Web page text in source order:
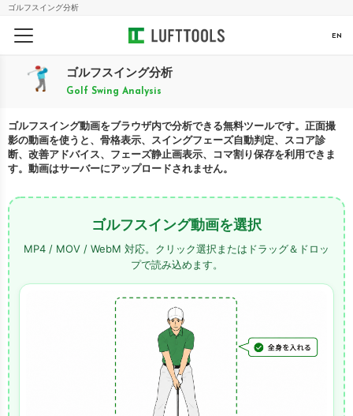
ゴルフスイング分析
EN
ゴルフスイング分析
Golf Swing Analysis
ゴルフスイング動画をブラウザ内で分析できる無料ツールです。正面撮
影の動画を使うと、骨格表示、スイングフェーズ自動判定、スコア診
断、改善アドバイス、フェーズ静止画表示、コマ割り保存を利用できま
す。動画はサーバーにアップロードされません。
ゴルフスイング動画を選択
MP4 / MOV / WebM 対応。クリック選択またはドラッグ＆ドロッ
プで読み込めます。